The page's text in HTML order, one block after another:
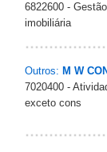
6822600 -
imobiliária
Outros: M W
7020400 -
exceto cons